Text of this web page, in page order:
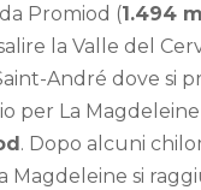
Promiod (1.494 m
la Valle del
André dove si
per La
. Dopo alcuni
Magdeleine si